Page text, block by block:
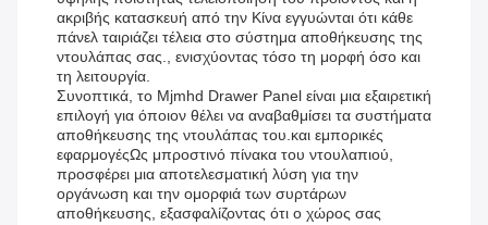
ακριβής κατασκευή από την Κίνα εγγυώνται ότι κάθε
πάνελ ταιριάζει τέλεια στο σύστημα αποθήκευσης της
ντουλάπας σας., ενισχύοντας τόσο τη μορφή όσο και
τη λειτουργία.
Συνοπτικά, το Mjmhd Drawer Panel είναι μια εξαιρετική
επιλογή για όποιον θέλει να αναβαθμίσει τα συστήματα
αποθήκευσης της ντουλάπας του.και εμπορικές
εφαρμογέςΩς μπροστινό πίνακα του ντουλαπιού,
προσφέρει μια αποτελεσματική λύση για την
οργάνωση και την ομορφιά των συρτάρων
αποθήκευσης, εξασφαλίζοντας ότι ο χώρος σας